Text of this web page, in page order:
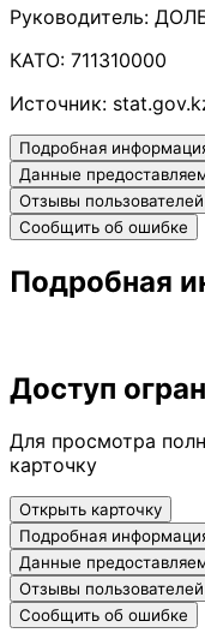
Руководитель:
КАТО: 711310000
Источник:
Подробная
Данные
Отзывы пользователей
Сообщить об ошибке
Подробная
Доступ
Для просмотра
карточку
Открыть карточку
Подробная
Данные
Отзывы пользователей
Сообщить об ошибке